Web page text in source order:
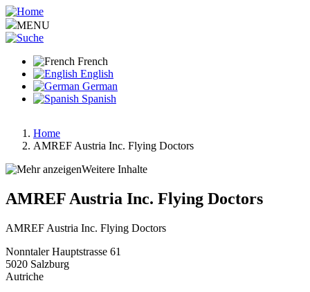
Aller
au
contenu
MENU
French
English
German
Spanish
Fil
d'Ariane
Home
AMREF Austria Inc. Flying Doctors
Weitere Inhalte
AMREF Austria Inc. Flying Doctors
AMREF Austria Inc. Flying Doctors
Nonntaler Hauptstrasse 61
5020 Salzburg
Autriche